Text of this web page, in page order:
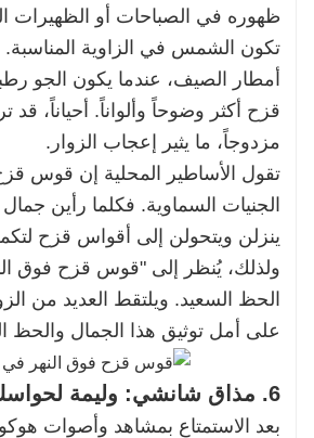
ظهوره في الصباحات أو الظهيرات
تكون الشمس في الزاوية
أمطار الصيف، عندما يكون الجو
قزح أكثر وضوحاً وألواناً. أحياناً،
مزدوجاً، ما يثير إعجاب الزوار.
تقول الأساطير المحلية إن قوس
الجنيات السماوية. فكلما رأين
ينزلن ويتحولن إلى أقواس قزح
ولذلك، يُنظر إلى "قوس قزح فوق
الحظ السعيد. ويلتقط العديد من
على أمل توثيق هذا الجمال والحظ
6. مذاق شانشي: وليمة لحواسك
بعد الاستمتاع بمشاهد وأصوات